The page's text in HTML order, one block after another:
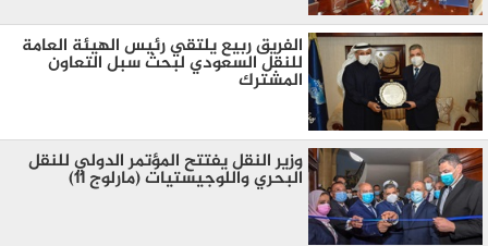
الفريق ربيع يلتقي رئيس الهيئة العامة
للنقل السعودي لبحث سبل التعاون
المشترك
وزير النقل يفتتح المؤتمر الدولي للنقل
البحري واللوجيستيات (مارلوج 11)